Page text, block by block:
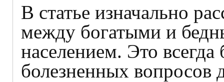
В статье изначально
между богатыми и
населением. Это
болезненных вопросов